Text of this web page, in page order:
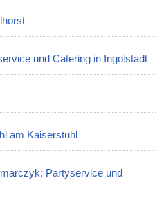
und Catering in Ingolstadt
am Kaiserstuhl
Partyservice und